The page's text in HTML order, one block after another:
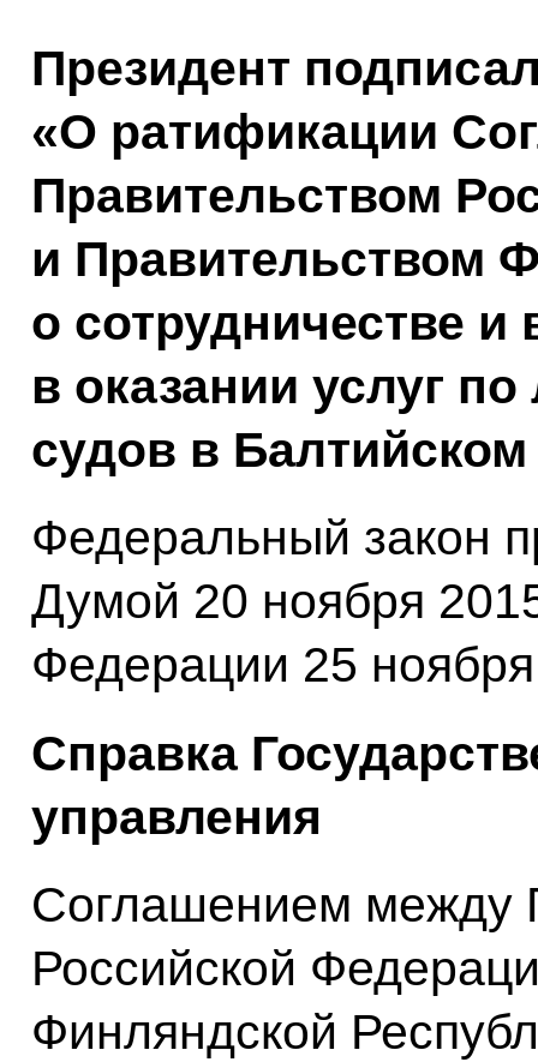
Президент
«О ратификации
Правительством
и Правительством
о сотрудничестве и
в оказании услуг
судов в
Федеральный закон
Думой 20 ноября
Федерации 25
Справка
управления
Соглашением между
Российской
Финляндской